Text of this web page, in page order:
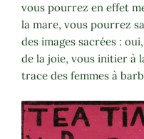
vous pourrez en effet
la mare, vous pourrez
des images sacrées :
de la joie, vous initier à
trace des femmes à